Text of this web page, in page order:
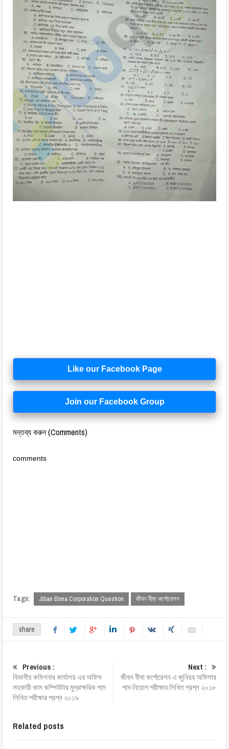
Like our Facebook Page
Join our Facebook Group
মন্তব্য করুন (Comments)
comments
Tags: Jiban Bima Corporation Question জীবন বীমা কর্পোরেশন
share
Previous :
বিভাগীয় কমিশনার কার্যালয় এর অফিস
সহকারী কাম কম্পিউটার মুদ্রাক্ষরিক পদে
লিখিত পরীক্ষার প্রশ্ন ২০১৯
Next :
জীবন বীমা কর্পোরেশন এ জুনিয়র অফিসার
পদে নিয়োগ পরীক্ষার লিখিত প্রশ্ন ২০১৮
Related posts